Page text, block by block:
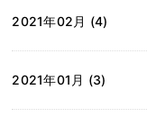
2021年02月 (4)
2021年01月 (3)